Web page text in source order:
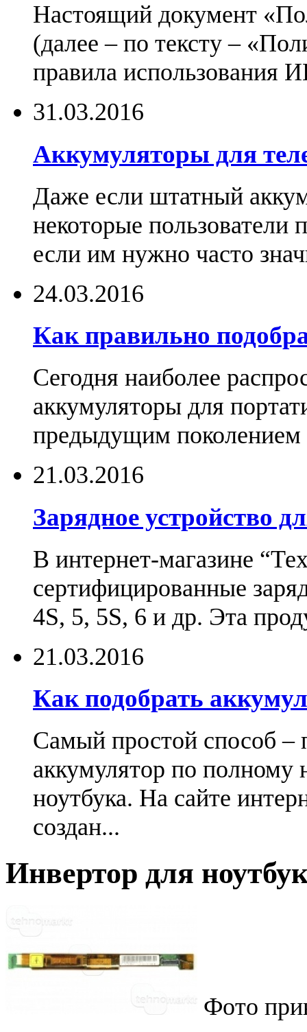
Настоящий документ
(далее – по тексту –
правила использования
31.03.2016
Аккумуляторы для
Даже если штатный
некоторые пользователи
если им нужно часто
24.03.2016
Как правильно
Сегодня наиболее
аккумуляторы для
предыдущим поколением
21.03.2016
Зарядное устройство
В интернет-магазине
сертифицированные
4S, 5, 5S, 6 и др. Эта
21.03.2016
Как подобрать
Самый простой способ –
аккумулятор по
ноутбука. На сайте
создан...
Инвертор для
Фото